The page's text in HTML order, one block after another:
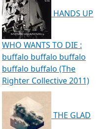
HANDS UP
WHO WANTS TO DIE :
buffalo buffalo buffalo
buffalo buffalo (The
Righter Collective 2011)
THE GLAD